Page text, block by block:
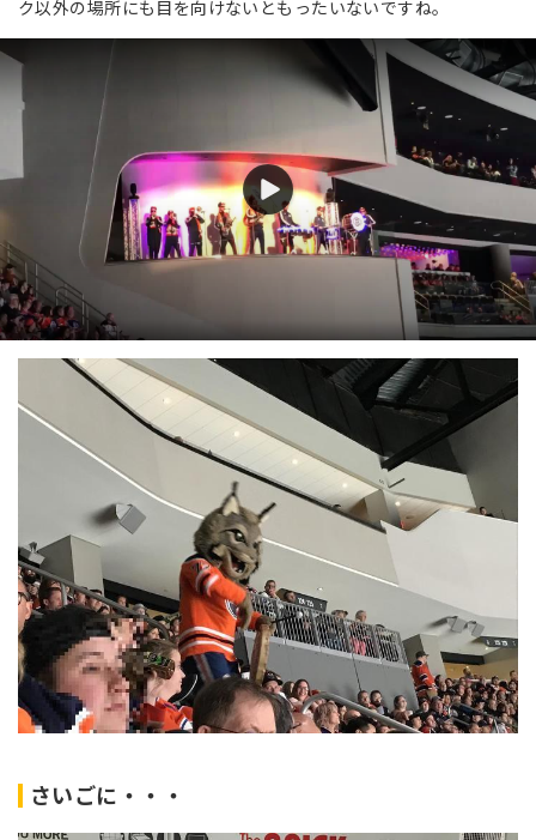
ク以外の場所にも目を向けないともったいないですね。
さいごに・・・